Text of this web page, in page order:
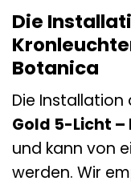
Die
Botanica
Die Installation
Gold 5-Licht
und kann von
werden. Wir